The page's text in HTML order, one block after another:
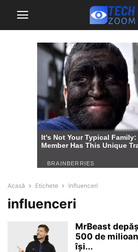
Acasă Etichete Influenceri
influenceri
MrBeast
500 de
își...